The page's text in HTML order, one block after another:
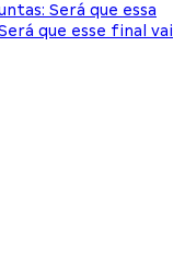
Será que essa
que esse final vai